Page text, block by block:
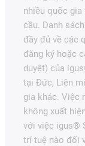
nhiều quốc
cầu. Danh
đầy đủ về các
đăng ký hoặc
duyệt) của
tại Đức, Liên
gia khác. Việc
không xuất
với việc igus®
trí tuệ nào đối